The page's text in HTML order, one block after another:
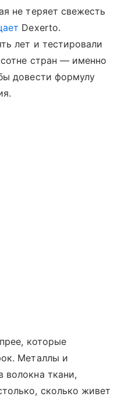
не теряет свежесть
Dexerto.
лет и тестировали
стран — именно
довести формулу
которые
Металлы и
волокна ткани,
сколько живет